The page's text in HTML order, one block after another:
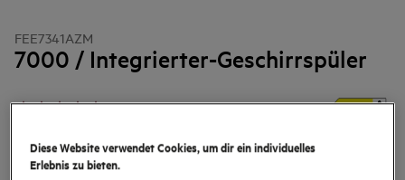
FEE7341AZM
7000 / Integrierter-Geschirrspüler
4.7 (26)
Produktdatenblatt
Vorteile
Diese Website verwendet Cookies, um dir ein individuelles
Erlebnis zu bieten.